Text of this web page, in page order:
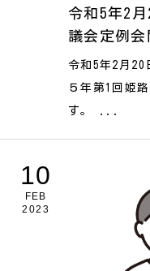
令和5年2
議会定例会
令和5年2月
５年第1回姫
す。 ...
10
FEB
2023